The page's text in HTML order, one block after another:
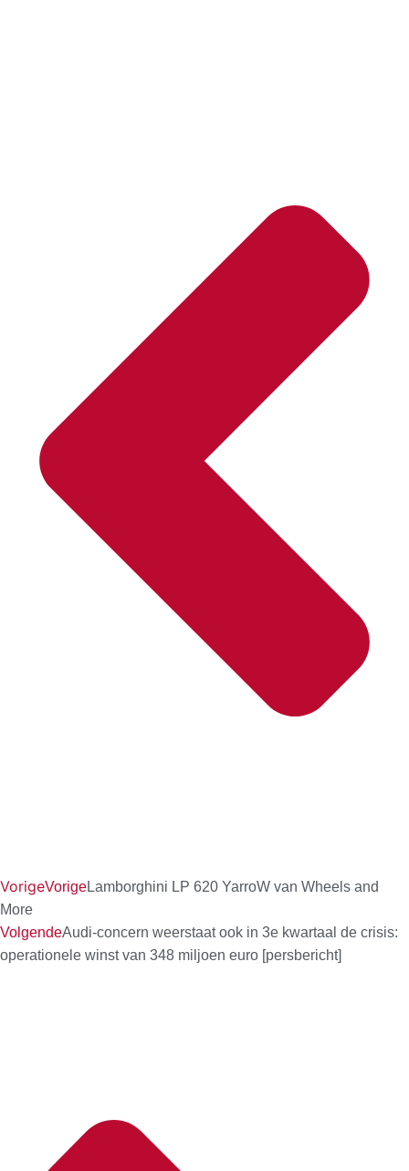
VorigeVorigeLamborghini LP 620 YarroW van Wheels and
More
VolgendeAudi-concern weerstaat ook in 3e kwartaal de crisis:
operationele winst van 348 miljoen euro [persbericht]